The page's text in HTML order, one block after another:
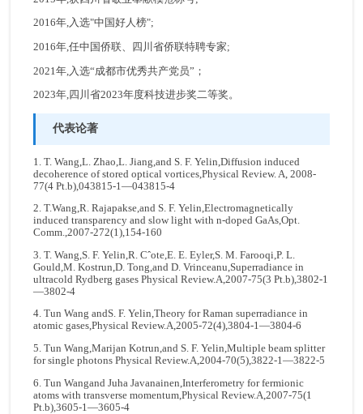
2016年,入选"中国好人榜";
2016年,任中国侨联、四川省侨联特聘专家;
2021年,入选“成都市优秀共产党员”；
2023年,四川省2023年度科技进步奖二等奖。
代表论著
1. T. Wang,L. Zhao,L. Jiang,and S. F. Yelin,Diffusion induced
decoherence of stored optical vortices,Physical Review. A, 2008-
77(4 Pt.b),043815-1—043815-4
2. T.Wang,R. Rajapakse,and S. F. Yelin,Electromagnetically
induced transparency and slow light with n-doped GaAs,Opt.
Comm.,2007-272(1),154-160
3. T. Wang,S. F. Yelin,R. Cˆote,E. E. Eyler,S. M. Farooqi,P. L.
Gould,M. Kostrun,D. Tong,and D. Vrinceanu,Superradiance in
ultracold Rydberg gases Physical Review.A,2007-75(3 Pt.b),3802-1
—3802-4
4. Tun Wang andS. F. Yelin,Theory for Raman superradiance in
atomic gases,Physical Review.A,2005-72(4),3804-1—3804-6
5. Tun Wang,Marijan Kotrun,and S. F. Yelin,Multiple beam splitter
for single photons Physical Review.A,2004-70(5),3822-1—3822-5
6. Tun Wangand Juha Javanainen,Interferometry for fermionic
atoms with transverse momentum,Physical Review.A,2007-75(1
Pt.b),3605-1—3605-4